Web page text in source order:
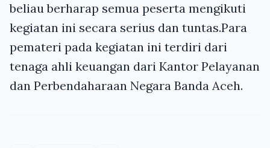
beliau berharap semua peserta mengikuti
kegiatan ini secara serius dan tuntas.Para
pemateri pada kegiatan ini terdiri dari
tenaga ahli keuangan dari Kantor Pelayanan
dan Perbendaharaan Negara Banda Aceh.